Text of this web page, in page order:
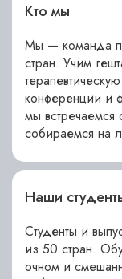
Кто мы
Мы — команда
стран. Учим
конференции и
мы встречаемся
собираемся на
Наши
Студенты и
из 50 стран.
очном и